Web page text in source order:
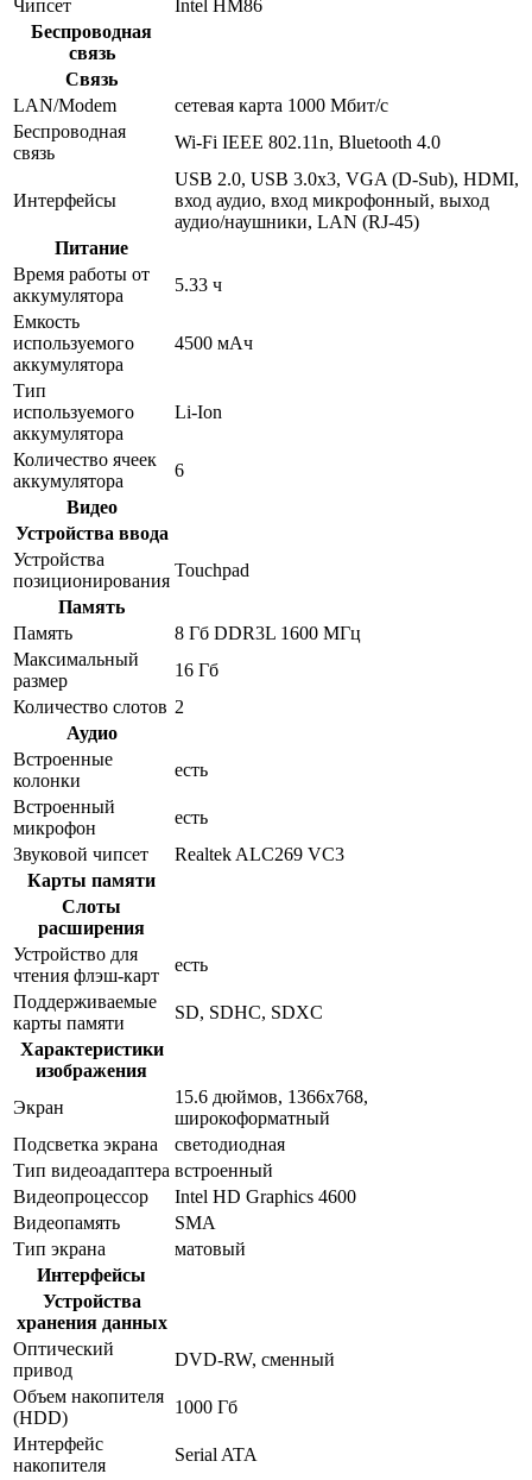
Чипсет
Intel HM86
Беспроводная
связь
Связь
LAN/Modem
сетевая карта 1000 Мбит/c
Беспроводная
связь
Wi-Fi IEEE 802.11n, Bluetooth 4.0
Интерфейсы
USB 2.0, USB 3.0x3, VGA (D-Sub), HDMI,
вход аудио, вход микрофонный, выход
аудио/наушники, LAN (RJ-45)
Питание
Время работы от
аккумулятора
5.33 ч
Емкость
используемого
аккумулятора
4500 мАч
Тип
используемого
аккумулятора
Li-Ion
Количество ячеек
аккумулятора
6
Видео
Устройства ввода
Устройства
позиционирования
Touchpad
Память
Память
8 Гб DDR3L 1600 МГц
Максимальный
размер
16 Гб
Количество слотов 2
Аудио
Встроенные
колонки
есть
Встроенный
микрофон
есть
Звуковой чипсет
Realtek ALC269 VC3
Карты памяти
Слоты
расширения
Устройство для
чтения флэш-карт
есть
Поддерживаемые
карты памяти
SD, SDHC, SDXC
Характеристики
изображения
Экран
15.6 дюймов, 1366x768,
широкоформатный
Подсветка экрана
светодиодная
Тип видеоадаптера встроенный
Видеопроцессор
Intel HD Graphics 4600
Видеопамять
SMA
Тип экрана
матовый
Интерфейсы
Устройства
хранения данных
Оптический
привод
DVD-RW, сменный
Объем накопителя
(HDD)
1000 Гб
Интерфейс
накопителя
Serial ATA